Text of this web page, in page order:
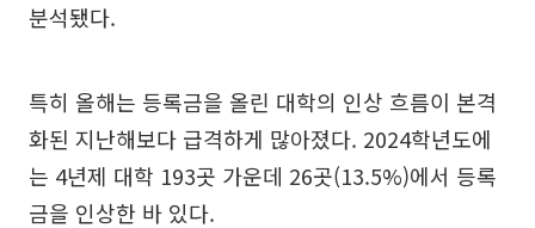
분석됐다.
특히 올해는 등록금을 올린 대학의 인상 흐름이 본격
화된 지난해보다 급격하게 많아졌다. 2024학년도에
는 4년제 대학 193곳 가운데 26곳(13.5%)에서 등록
금을 인상한 바 있다.